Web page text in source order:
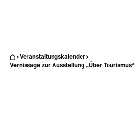
Veranstaltungskalender
Vernissage zur Ausstellung „Über Tourismus“